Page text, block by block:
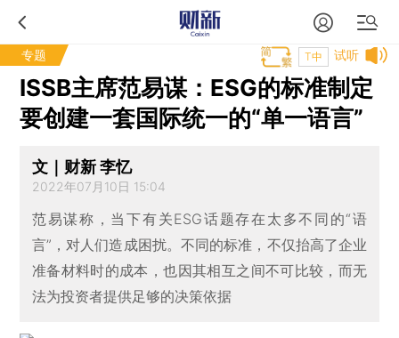
专题 试听
T中
ISSB主席范易谋：ESG的标准制定
要创建一套国际统一的“单一语言”
文｜财新 李忆
2022年07月10日 15:04
范易谋称，当下有关ESG话题存在太多不同的“语
言”，对人们造成困扰。不同的标准，不仅抬高了企业
准备材料时的成本，也因其相互之间不可比较，而无
法为投资者提供足够的决策依据